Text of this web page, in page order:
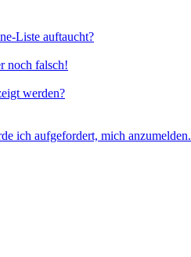
Liste auftaucht?
noch falsch!
werden?
ich aufgefordert, mich anzumelden.